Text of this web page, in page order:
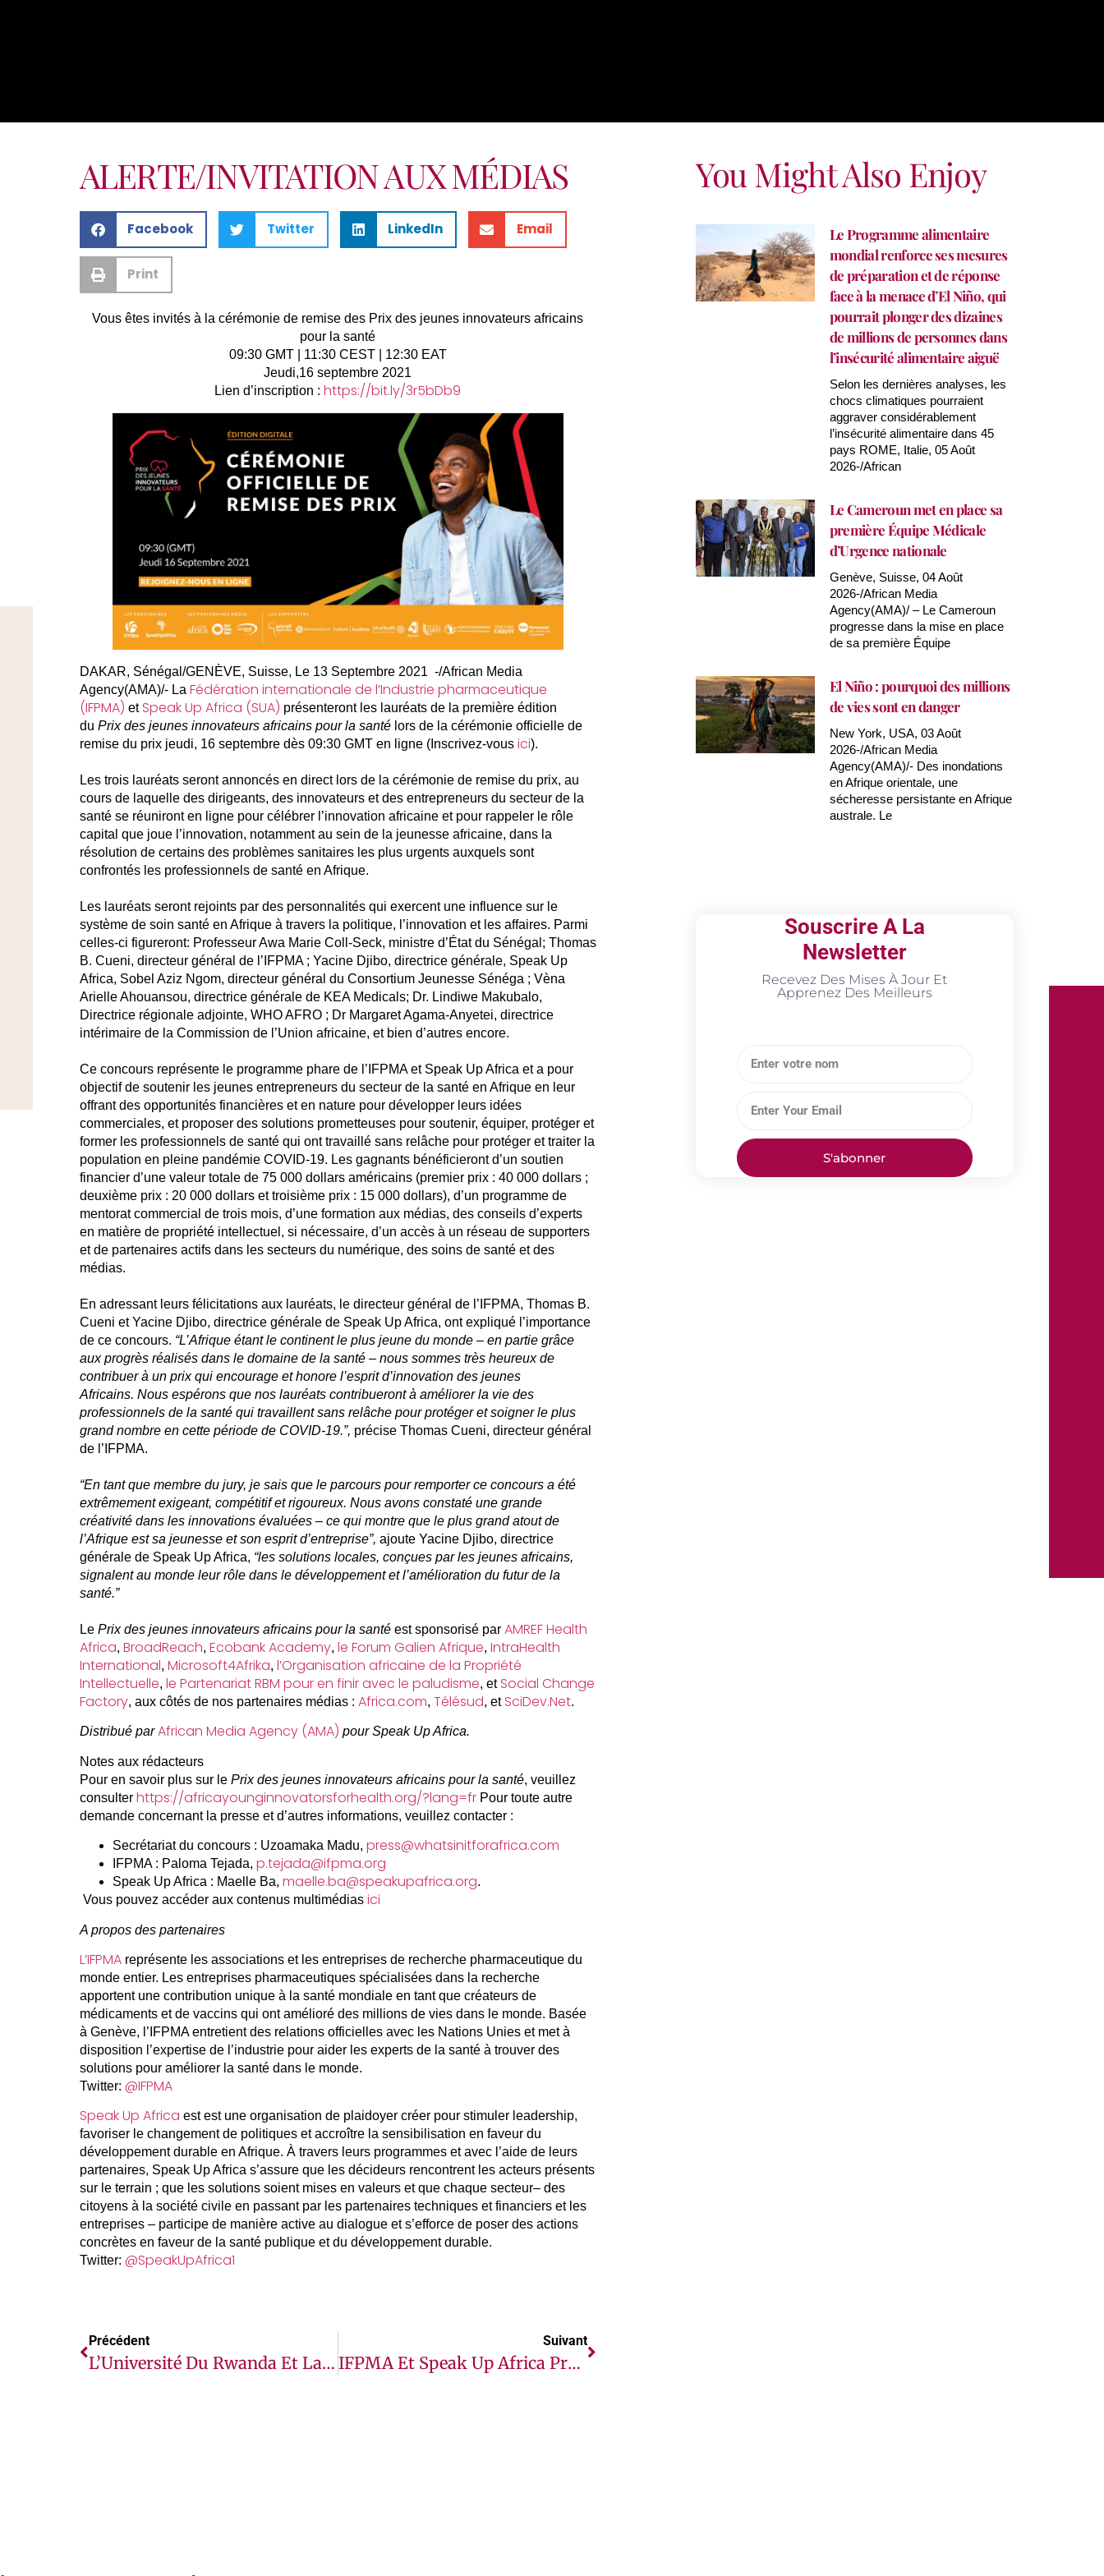
ALERTE/INVITATION AUX MÉDIAS
Facebook Twitter LinkedIn Email
Print
Vous êtes invités à la cérémonie de remise des Prix des jeunes innovateurs africains
pour la santé
09:30 GMT | 11:30 CEST | 12:30 EAT
Jeudi,16 septembre 2021
Lien d’inscription : https://bit.ly/3r5bDb9
DAKAR, Sénégal/GENÈVE, Suisse, Le 13 Septembre 2021 -/African Media
Agency(AMA)/- La Fédération internationale de l’Industrie pharmaceutique
(IFPMA) et Speak Up Africa (SUA) présenteront les lauréats de la première édition
du Prix des jeunes innovateurs africains pour la santélors de la cérémonie officielle de
remise du prix jeudi, 16 septembre dès 09:30 GMT en ligne (Inscrivez-vous ici).
Les trois lauréats seront annoncés en direct lors de la cérémonie de remise du prix, au
cours de laquelle des dirigeants, des innovateurs et des entrepreneurs du secteur de la
santé se réuniront en ligne pour célébrer l’innovation africaine et pour rappeler le rôle
capital que joue l’innovation, notamment au sein de la jeunesse africaine, dans la
résolution de certains des problèmes sanitaires les plus urgents auxquels sont
confrontés les professionnels de santé en Afrique.
Les lauréats seront rejoints par des personnalités qui exercent une influence sur le
système de soin santé en Afrique à travers la politique, l’innovation et les affaires. Parmi
celles-ci figureront: Professeur Awa Marie Coll-Seck, ministre d’État du Sénégal; Thomas
B. Cueni, directeur général de l’IFPMA ; Yacine Djibo, directrice générale, Speak Up
Africa, Sobel Aziz Ngom, directeur général du Consortium Jeunesse Sénéga ; Vèna
Arielle Ahouansou, directrice générale de KEA Medicals; Dr. Lindiwe Makubalo,
Directrice régionale adjointe, WHO AFRO ; Dr Margaret Agama-Anyetei, directrice
intérimaire de la Commission de l’Union africaine, et bien d’autres encore.
Ce concours représente le programme phare de l’IFPMA et Speak Up Africa et a pour
objectif de soutenir les jeunes entrepreneurs du secteur de la santé en Afrique en leur
offrant des opportunités financières et en nature pour développer leurs idées
commerciales, et proposer des solutions prometteuses pour soutenir, équiper, protéger et
former les professionnels de santé qui ont travaillé sans relâche pour protéger et traiter la
population en pleine pandémie COVID-19. Les gagnants bénéficieront d’un soutien
financier d’une valeur totale de 75 000 dollars américains (premier prix : 40 000 dollars ;
deuxième prix : 20 000 dollars et troisième prix : 15 000 dollars), d’un programme de
mentorat commercial de trois mois, d’une formation aux médias, des conseils d’experts
en matière de propriété intellectuel, si nécessaire, d’un accès à un réseau de supporters
et de partenaires actifs dans les secteurs du numérique, des soins de santé et des
médias.
En adressant leurs félicitations aux lauréats, le directeur général de l’IFPMA, Thomas B.
Cueni et Yacine Djibo, directrice générale de Speak Up Africa, ont expliqué l’importance
de ce concours. “L’Afrique étant le continent le plus jeune du monde – en partie grâce
aux progrès réalisés dans le domaine de la santé – nous sommes très heureux de
contribuer à un prix qui encourage et honore l’esprit d’innovation des jeunes
Africains. Nous espérons que nos lauréats contribueront à améliorer la vie des
professionnels de la santé qui travaillent sans relâche pour protéger et soigner le plus
grand nombre en cette période de COVID-19.”, précise Thomas Cueni, directeur général
de l’IFPMA.
“En tant que membre du jury, je sais que le parcours pour remporter ce concours a été
extrêmement exigeant, compétitif et rigoureux. Nous avons constaté une grande
créativité dans les innovations évaluées – ce qui montre que le plus grand atout de
l’Afrique est sa jeunesse et son esprit d’entreprise”, ajoute Yacine Djibo, directrice
générale de Speak Up Africa, “les solutions locales, conçues par les jeunes africains,
signalent au monde leur rôle dans le développement et l’amélioration du futur de la
santé.”
Le Prix des jeunes innovateurs africains pour la santéest sponsorisé par AMREF Health
Africa, BroadReach, Ecobank Academy, le Forum Galien Afrique, IntraHealth
International, Microsoft4Afrika, l’Organisation africaine de la Propriété
Intellectuelle, le Partenariat RBM pour en finir avec le paludisme, et Social Change
Factory, aux côtés de nos partenaires médias : Africa.com, Télésud, et SciDev.Net.
Distribué parAfrican Media Agency (AMA) pour Speak Up Africa.
Notes aux rédacteurs
Pour en savoir plus sur le Prix des jeunes innovateurs africains pour la santé, veuillez
consulter https://africayounginnovatorsforhealth.org/?lang=frPour toute autre
demande concernant la presse et d’autres informations, veuillez contacter :
Secrétariat du concours : Uzoamaka Madu, press@whatsinitforafrica.com
IFPMA : Paloma Tejada, p.tejada@ifpma.org
Speak Up Africa : Maelle Ba, maelle.ba@speakupafrica.org.
Vous pouvez accéder aux contenus multimédias ici
A propos des partenaires
L’IFPMAreprésente les associations et les entreprises de recherche pharmaceutique du
monde entier. Les entreprises pharmaceutiques spécialisées dans la recherche
apportent une contribution unique à la santé mondiale en tant que créateurs de
médicaments et de vaccins qui ont amélioré des millions de vies dans le monde. Basée
à Genève, l’IFPMA entretient des relations officielles avec les Nations Unies et met à
disposition l’expertise de l’industrie pour aider les experts de la santé à trouver des
solutions pour améliorer la santé dans le monde.
Twitter: @IFPMA
Speak Up Africa est est une organisation de plaidoyer créer pour stimuler leadership,
favoriser le changement de politiques et accroître la sensibilisation en faveur du
développement durable en Afrique. À travers leurs programmes et avec l’aide de leurs
partenaires, Speak Up Africa s’assure que les décideurs rencontrent les acteurs présents
sur le terrain ; que les solutions soient mises en valeurs et que chaque secteur– des
citoyens à la société civile en passant par les partenaires techniques et financiers et les
entreprises – participe de manière active au dialogue et s’efforce de poser des actions
concrètes en faveur de la santé publique et du développement durable.
Twitter: @SpeakUpAfrica1
Précédent
L’Université Du Rwanda Et La Fondation Mastercard Lancent Un Partenariat De 55 Millions De Dollars Pour Développer La Prochaine Génération De Dirigeants Africains
Suivant
IFPMA Et Speak Up Africa Présentent Les Gagnants Du Prix Des Jeunes Innovateurs Africains Pour La Santé
You Might Also Enjoy
Le Programme alimentaire
mondial renforce ses mesures
de préparation et de réponse
face à la menace d’El Niño, qui
pourrait plonger des dizaines
de millions de personnes dans
l’insécurité alimentaire aiguë
Selon les dernières analyses, les
chocs climatiques pourraient
aggraver considérablement
l’insécurité alimentaire dans 45
pays ROME, Italie, 05 Août
2026-/African
Le Cameroun met en place sa
première Équipe Médicale
d’Urgence nationale
Genève, Suisse, 04 Août
2026-/African Media
Agency(AMA)/ – Le Cameroun
progresse dans la mise en place
de sa première Équipe
El Niño : pourquoi des millions
de vies sont en danger
New York, USA, 03 Août
2026-/African Media
Agency(AMA)/- Des inondations
en Afrique orientale, une
sécheresse persistante en Afrique
australe. Le
Souscrire A La
Newsletter
Recevez Des Mises À Jour Et
Apprenez Des Meilleurs
S'abonner